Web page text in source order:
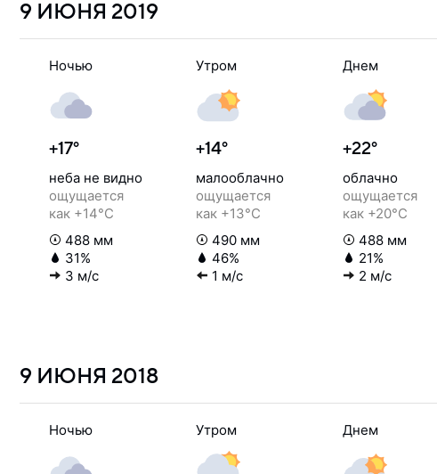
9 ИЮНЯ 2019
Ночью
+17°
неба не видно
ощущается
как +14°C
488 мм
31%
3 м/с
Утром
+14°
малооблачно
ощущается
как +13°C
490 мм
46%
1 м/с
Днем
+22°
облачно
ощущается
как +20°C
488 мм
21%
2 м/с
9 ИЮНЯ 2018
Ночью Утром Днем